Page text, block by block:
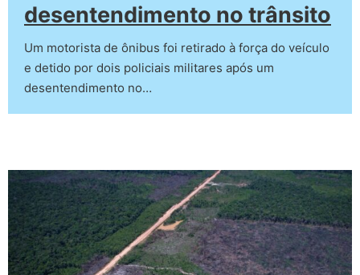
desentendimento no trânsito
Um motorista de ônibus foi retirado à força do veículo
e detido por dois policiais militares após um
desentendimento no…